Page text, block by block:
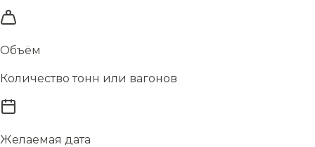
Объём
Количество тонн или вагонов
Желаемая дата